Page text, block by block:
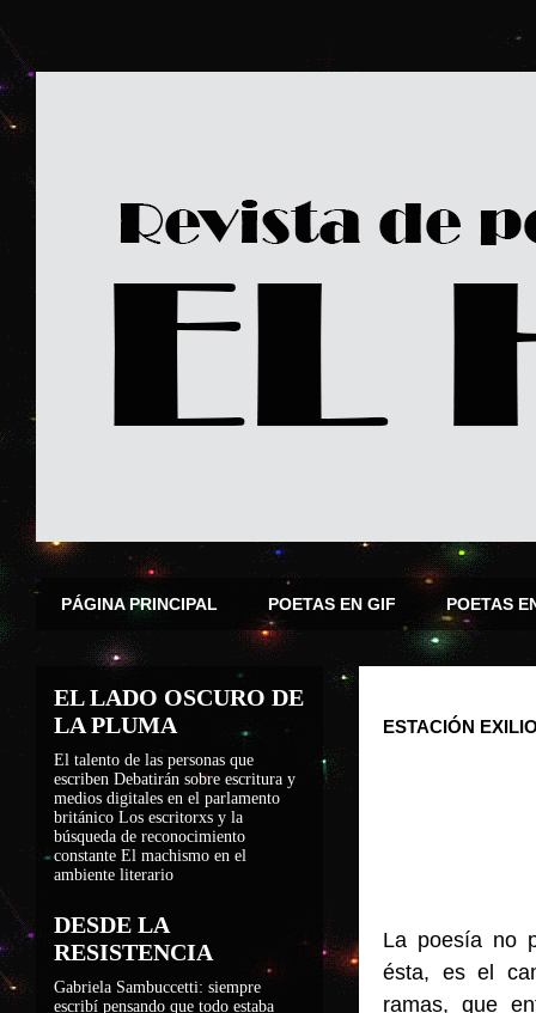
PÁGINA PRINCIPAL POETAS EN GIF POETAS
ESTACIÓN
La poesía no
ésta, es el
ramas, que
EL LADO OSCURO DE
LA PLUMA
El talento de las personas que
escriben Debatirán sobre escritura y
medios digitales en el parlamento
británico Los escritorxs y la
búsqueda de reconocimiento
constante El machismo en el
ambiente literario
DESDE LA
RESISTENCIA
Gabriela Sambuccetti: siempre
escribí pensando que todo estaba